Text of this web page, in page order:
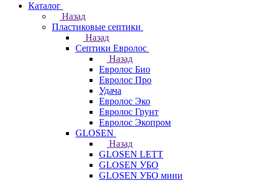
Каталог
Назад
Пластиковые септики
Назад
Септики Евролос
Назад
Евролос Био
Евролос Про
Удача
Евролос Эко
Евролос Грунт
Евролос Экопром
GLOSEN
Назад
GLOSEN LETT
GLOSEN УБО
GLOSEN УБО мини